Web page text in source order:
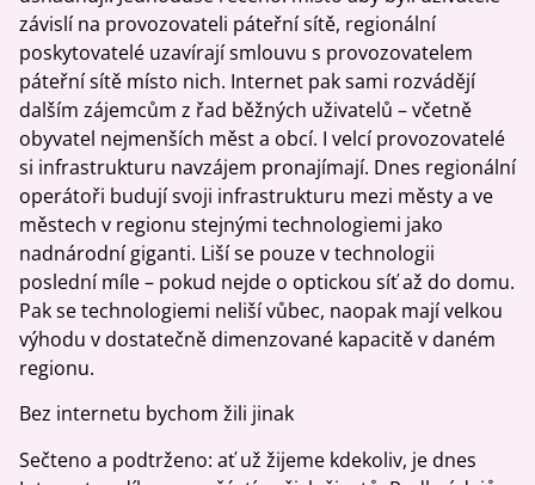
závislí na provozovateli páteřní sítě, regionální
poskytovatelé uzavírají smlouvu s provozovatelem
páteřní sítě místo nich. Internet pak sami rozvádějí
dalším zájemcům z řad běžných uživatelů – včetně
obyvatel nejmenších měst a obcí. I velcí provozovatelé
si infrastrukturu navzájem pronajímají. Dnes regionální
operátoři budují svoji infrastrukturu mezi městy a ve
městech v regionu stejnými technologiemi jako
nadnárodní giganti. Liší se pouze v technologii
poslední míle – pokud nejde o optickou síť až do domu.
Pak se technologiemi neliší vůbec, naopak mají velkou
výhodu v dostatečně dimenzované kapacitě v daném
regionu.
Bez internetu bychom žili jinak
Sečteno a podtrženo: ať už žijeme kdekoliv, je dnes